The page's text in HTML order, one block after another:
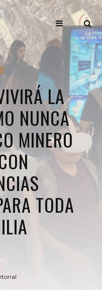
LA
NUNCA
MINERO
TODA